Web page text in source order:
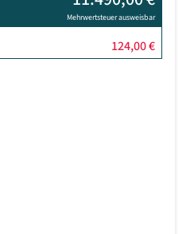
Mehrwertsteuer ausweisbar
124,00 €